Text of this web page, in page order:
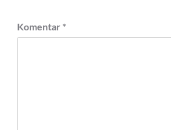
Komentar *